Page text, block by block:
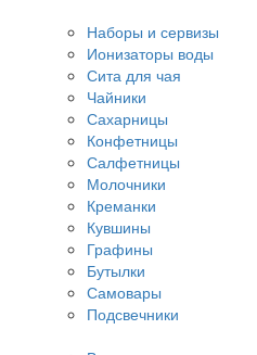
Наборы и сервизы
Ионизаторы воды
Сита для чая
Чайники
Сахарницы
Конфетницы
Салфетницы
Молочники
Креманки
Кувшины
Графины
Бутылки
Самовары
Подсвечники